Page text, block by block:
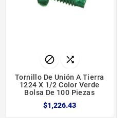
 
Tornillo De Unión A Tierra
1224 X 1/2 Color Verde
Bolsa De 100 Piezas
$1,226.43